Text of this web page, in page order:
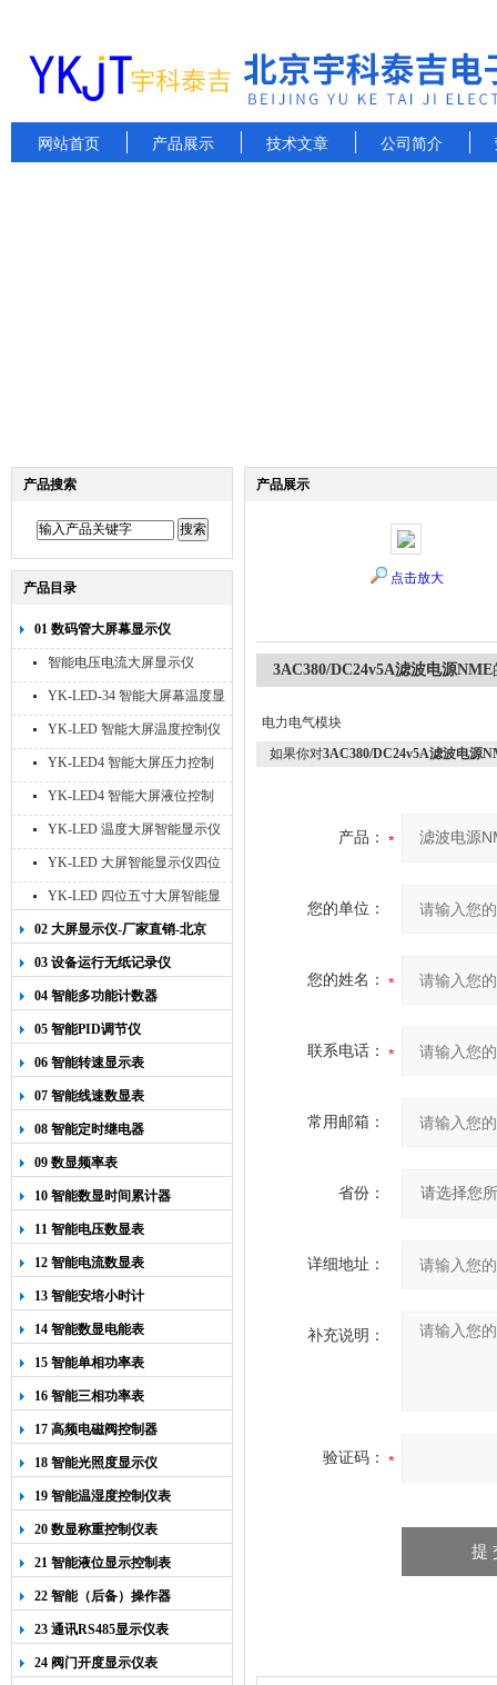
网站首页 产品展示 技术文章 公司简介
产品搜索
产品目录
01 数码管大屏幕显示仪
智能电压电流大屏显示仪
YK-LED-34 智能大屏幕温度显
示仪
YK-LED 智能大屏温度控制仪
YK-LED4 智能大屏压力控制
仪
YK-LED4 智能大屏液位控制
仪
YK-LED 温度大屏智能显示仪
四位十寸
YK-LED 大屏智能显示仪四位
八寸
YK-LED 四位五寸大屏智能显
示仪
02 大屏显示仪-厂家直销-北京
宇科泰吉
03 设备运行无纸记录仪
04 智能多功能计数器
05 智能PID调节仪
06 智能转速显示表
07 智能线速数显表
08 智能定时继电器
09 数显频率表
10 智能数显时间累计器
11 智能电压数显表
12 智能电流数显表
13 智能安培小时计
14 智能数显电能表
15 智能单相功率表
16 智能三相功率表
17 高频电磁阀控制器
18 智能光照度显示仪
19 智能温湿度控制仪表
20 数显称重控制仪表
21 智能液位显示控制表
22 智能（后备）操作器
23 通讯RS485显示仪表
24 阀门开度显示仪表
产品展示
点击放大
3AC380/DC24v5A滤波电源NME
电力电气模块
如果你对3AC380/DC24v5A滤波电源
产品：
您的单位：
您的姓名：
联系电话：
常用邮箱：
省份：
详细地址：
补充说明：
验证码：